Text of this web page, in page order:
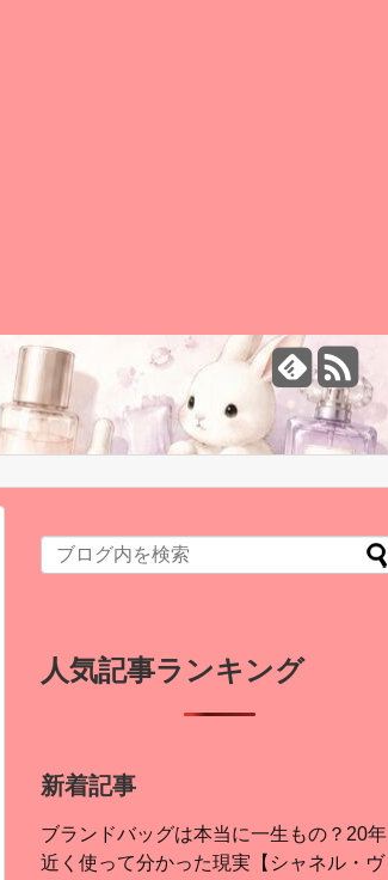
人気記事ランキング
新着記事
ブランドバッグは本当に一生もの？20年
近く使って分かった現実【シャネル・ヴ